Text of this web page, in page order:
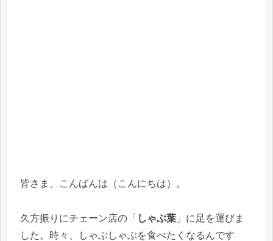
皆さま、こんばんは（こんにちは）。
久方振りにチェーン店の「 しゃぶ葉 」に足を運びま
した。時々、しゃぶしゃぶを食べたくなるんです